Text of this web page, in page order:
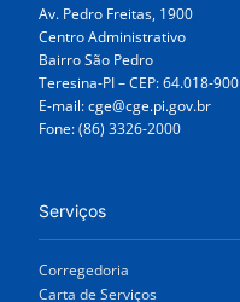
Av. Pedro Freitas, 1900
Centro Administrativo
Bairro São Pedro
Teresina-PI – CEP: 64.018-900
E-mail: cge@cge.pi.gov.br
Fone: (86) 3326-2000
Serviços
Corregedoria
Carta de Serviços